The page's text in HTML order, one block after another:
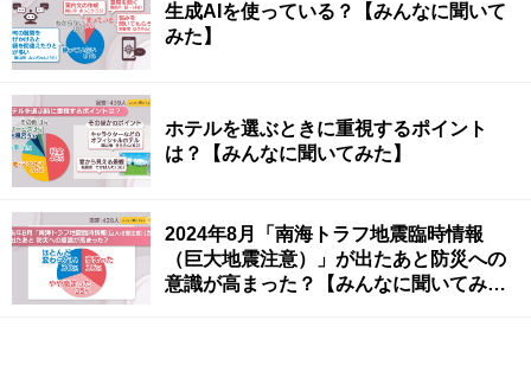
生成AIを使っている？【みんなに聞いて
みた】
ホテルを選ぶときに重視するポイント
は？【みんなに聞いてみた】
2024年8月「南海トラフ地震臨時情報
（巨大地震注意）」が出たあと防災への
意識が高まった？【みんなに聞いてみ